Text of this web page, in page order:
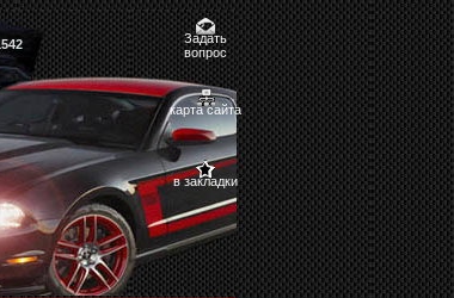
Задать
вопрос
карта сайта
в закладки